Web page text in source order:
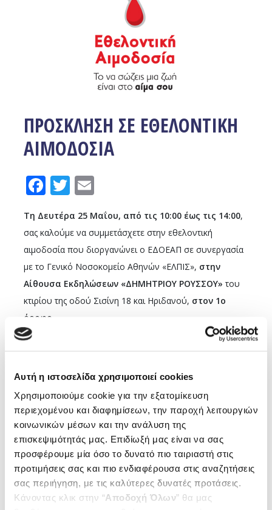
Αυτή η ιστοσελίδα χρησιμοποιεί cookies
Χρησιμοποιούμε cookie για την εξατομίκευση
περιεχομένου και διαφημίσεων, την παροχή λειτουργιών
κοινωνικών μέσων και την ανάλυση της
επισκεψιμότητάς μας. Επιδίωξή μας είναι να σας
προσφέρουμε μία όσο το δυνατό πιο ταιριαστή στις
προτιμήσεις σας και πιο ενδιαφέρουσα στις αναζητήσεις
σας περιήγηση, με τις καλύτερες δυνατές προτάσεις.
Κάνοντας κλικ στην “Αποδοχή Όλων” θα μας
ΠΡΟΣΚΛΗΣΗ ΣΕ ΕΘΕΛΟΝΤΙΚΗ
ΑΙΜΟΔΟΣΙΑ
Facebook
Twitter
Τη Δευτέρα 25 Μαΐου, από τις 10:00 έως τις 14:00,
σας καλούμε να συμμετάσχετε στην εθελοντική
αιμοδοσία που διοργανώνει ο ΕΔΟΕΑΠ σε συνεργασία
με το Γενικό Νοσοκομείο Αθηνών «ΕΛΠΙΣ», στην
Αίθουσα Εκδηλώσεων «ΔΗΜΗΤΡΙΟΥ ΡΟΥΣΣΟΥ» του
κτιρίου της οδού Σισίνη 18 και Ηριδανού, στον ­­­­1ο
όροφο.
Η αιμοδοσία αποτελεί πράξη αλληλεγγύης και
ενίσχυση των αποθεμάτων αίματος και στη στήριξη
συνανθρώπων μας που το έχουν ανάγκη. Είναι μια απλή
διαδικασία που διαρκεί μόλις 8 -10 λεπτά.
Καθ’ όλη τη διάρκεια της αιμοδοσίας στον ΕΔΟΕΑΠ , η
κινητή μονάδα του ΕΛΠΙΣ, με το ειδικευμένο ιατρικό και
νοσηλευτικό προσωπικό θα υποστηρίζει τους
εθελοντές αιμοδότες.